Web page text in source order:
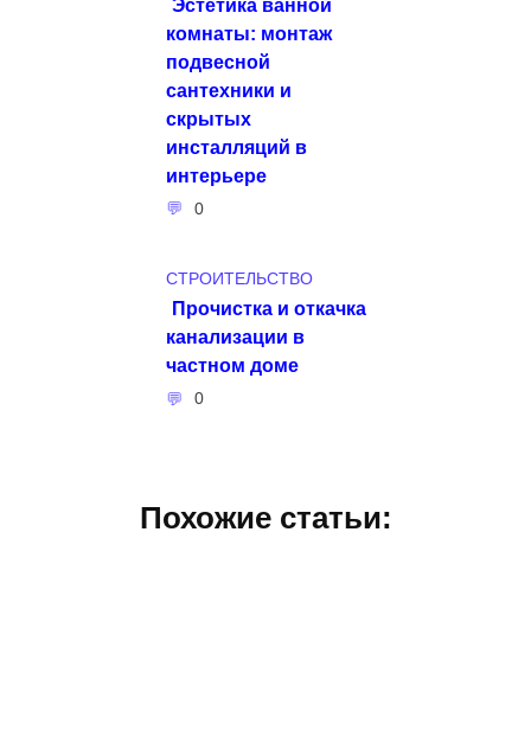
комнаты: монтаж
подвесной
сантехники и
скрытых
инсталляций в
интерьере
0
СТРОИТЕЛЬСТВО
Прочистка и откачка
канализации в
частном доме
0
Похожие статьи: